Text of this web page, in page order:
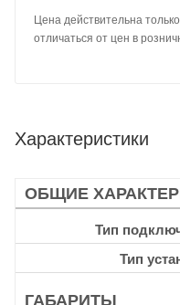
Цена действительна
отличаться от цен в
Характеристики
ОБЩИЕ
Тип
Тип
ГАБАРИТЫ